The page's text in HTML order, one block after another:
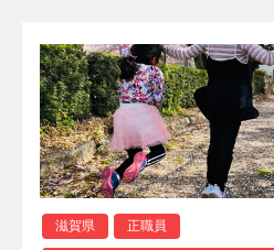
滋賀県 正職員